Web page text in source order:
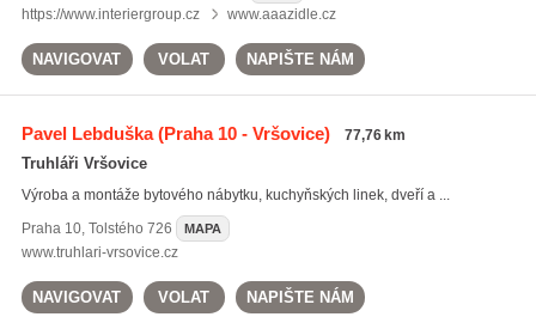
https://www.interiergroup.cz www.aaazidle.cz
NAVIGOVAT VOLAT NAPIŠTE NÁM
Pavel Lebduška(Praha 10 - Vršovice) 77,76 km
Truhláři Vršovice
Výroba a montáže bytového nábytku, kuchyňských linek, dveří a ...
Praha 10, Tolstého 726 MAPA
www.truhlari-vrsovice.cz
NAVIGOVAT VOLAT NAPIŠTE NÁM